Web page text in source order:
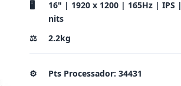
🖥️
16" | 1920 x 1200 | 165Hz | IPS |
nits
⚖️ 2.2kg
⚙️ Pts Processador: 34431